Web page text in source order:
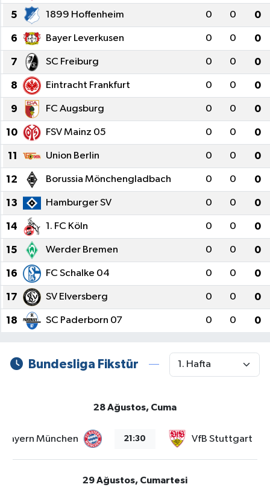
5 1899 Hoffenheim 0 0 0
6 Bayer Leverkusen 0 0 0
7 SC Freiburg 0 0 0
8 Eintracht Frankfurt 0 0 0
9 FC Augsburg 0 0 0
10 FSV Mainz 05 0 0 0
11 Union Berlin 0 0 0
12 Borussia Mönchengladbach 0 0 0
13 Hamburger SV 0 0 0
14 1. FC Köln 0 0 0
15 Werder Bremen 0 0 0
16 FC Schalke 04 0 0 0
17 SV Elversberg 0 0 0
18 SC Paderborn 07 0 0 0
Bundesliga Fikstür
28 Ağustos, Cuma
Bayern München 21:30 VfB Stuttgart
29 Ağustos, Cumartesi